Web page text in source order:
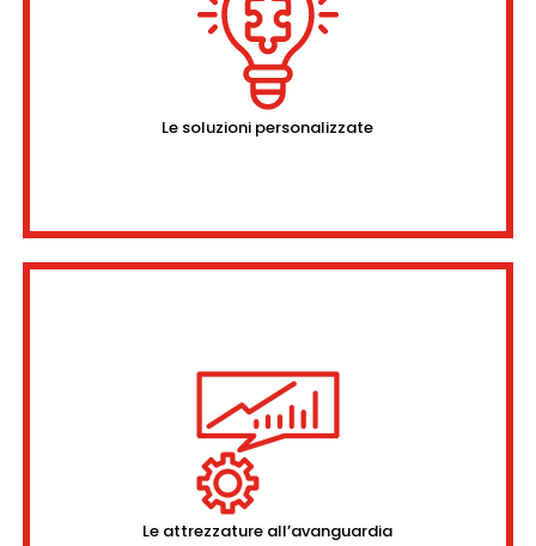
Le soluzioni personalizzate
Le attrezzature all’avanguardia